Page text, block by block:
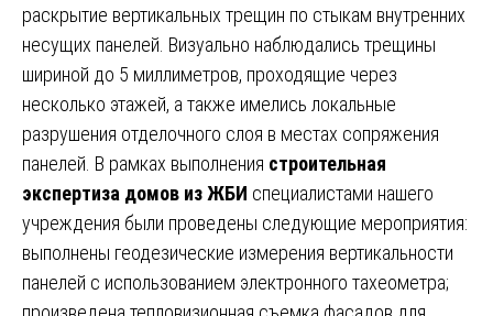
раскрытие вертикальных трещин по стыкам внутренних
несущих панелей. Визуально наблюдались трещины
шириной до 5 миллиметров, проходящие через
несколько этажей, а также имелись локальные
разрушения отделочного слоя в местах сопряжения
панелей. В рамках выполнения строительная
экспертиза домов из ЖБИ специалистами нашего
учреждения были проведены следующие мероприятия:
выполнены геодезические измерения вертикальности
панелей с использованием электронного тахеометра;